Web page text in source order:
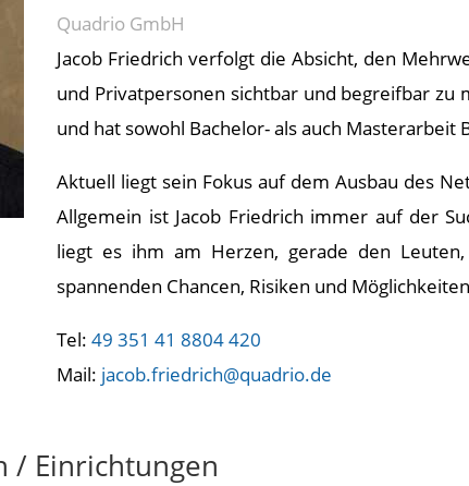
Quadrio GmbH
Jacob Friedrich verfolgt die Absicht, den
und Privatpersonen sichtbar und begreifbar zu
und hat sowohl Bachelor- als auch Masterarbeit
Aktuell liegt sein Fokus auf dem Ausbau des
Allgemein ist Jacob Friedrich immer auf der
liegt es ihm am Herzen, gerade den
spannenden Chancen, Risiken und
Tel:49 351 41 8804 420
Mail: jacob.friedrich@quadrio.de
/ Einrichtungen